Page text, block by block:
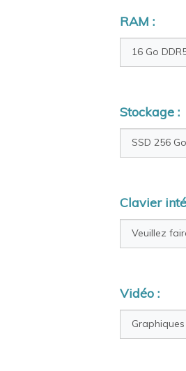
RAM :
Stockage :
Clavier
Vidéo :